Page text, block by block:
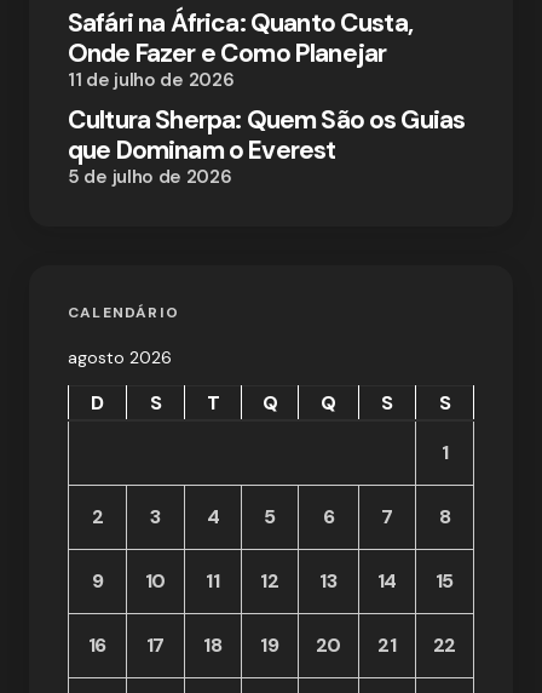
Safári na África: Quanto Custa,
Onde Fazer e Como Planejar
11 de julho de 2026
Cultura Sherpa: Quem São os Guias
que Dominam o Everest
5 de julho de 2026
CALENDÁRIO
agosto 2026
D S T Q Q S
S
1
2 3 4 5 6 7 8
9 10 11 12 13 14 15
16 17 18 19 20 21 22